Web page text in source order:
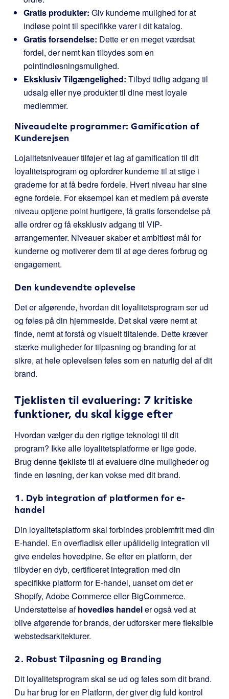
Gratis produkter: Giv kunderne mulighed for at
indløse point til specifikke varer i dit katalog.
Gratis forsendelse: Dette er en meget værdsat
fordel, der nemt kan tilbydes som en
pointindløsningsmulighed.
Eksklusiv Tilgængelighed: Tilbyd tidlig adgang til
udsalg eller nye produkter til dine mest loyale
medlemmer.
Niveaudelte programmer: Gamification af
Kunderejsen
Lojalitetsniveauer tilføjer et lag af gamification til dit
loyalitetsprogram og opfordrer kunderne til at stige i
graderne for at få bedre fordele. Hvert niveau har sine
egne fordele. For eksempel kan et medlem på øverste
niveau optjene point hurtigere, få gratis forsendelse på
alle ordrer og få eksklusiv adgang til VIP-
arrangementer. Niveauer skaber et ambitiøst mål for
kunderne og motiverer dem til at øge deres forbrug og
engagement.
Den kundevendte oplevelse
Det er afgørende, hvordan dit loyalitetsprogram ser ud
og føles på din hjemmeside. Det skal være nemt at
finde, nemt at forstå og visuelt tiltalende. Dette kræver
stærke muligheder for tilpasning og branding for at
sikre, at hele oplevelsen føles som en naturlig del af dit
brand.
Tjeklisten til evaluering: 7 kritiske
funktioner, du skal kigge efter
Hvordan vælger du den rigtige teknologi til dit
program? Ikke alle loyalitetsplatforme er lige gode.
Brug denne tjekliste til at evaluere dine muligheder og
finde en løsning, der kan vokse med dit brand.
1. Dyb integration af platformen for e-
handel
Din loyalitetsplatform skal forbindes problemfrit med din
E-handel. En overfladisk eller upålidelig integration vil
give endeløs hovedpine. Se efter en platform, der
tilbyder en dyb, certificeret integration med din
specifikke platform for E-handel, uanset om det er
Shopify, Adobe Commerce eller BigCommerce.
Understøttelse afhovedløs handeler også ved at
blive afgørende for brands, der udforsker mere fleksible
webstedsarkitekturer.
2. Robust Tilpasning og Branding
Dit loyalitetsprogram skal se ud og føles som dit brand.
Du har brug for en Platform, der giver dig fuld kontrol